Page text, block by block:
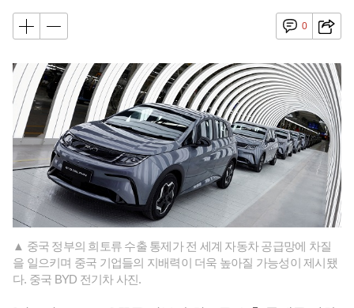
0
▲ 중국 정부의 희토류 수출 통제가 전 세계 자동차 공급망에 차질
을 일으키며 중국 기업들의 지배력이 더욱 높아질 가능성이 제시됐
다. 중국 BYD 전기차 사진.